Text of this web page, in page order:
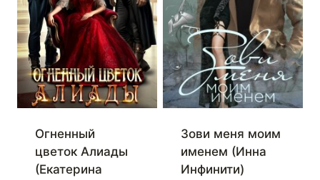
Огненный
цветок Алиады
(Екатерина
Зови меня моим
именем (Инна
Инфинити)